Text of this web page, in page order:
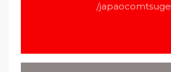
/japaocomtsuge